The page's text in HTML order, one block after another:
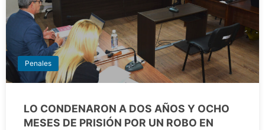
Penales
LO CONDENARON A DOS AÑOS Y OCHO
MESES DE PRISIÓN POR UN ROBO EN